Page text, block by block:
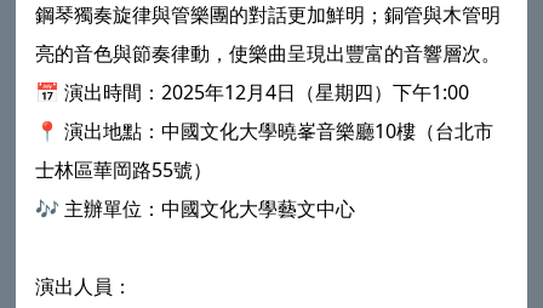
鋼琴獨奏旋律與管樂團的對話更加鮮明；銅管與木管明
亮的音色與節奏律動，使樂曲呈現出豐富的音響層次。
📅 演出時間：2025年12月4日（星期四）下午1:00
📍 演出地點：中國文化大學曉峯音樂廳10樓（台北市
士林區華岡路55號）
🎶 主辦單位：中國文化大學藝文中心
演出人員：